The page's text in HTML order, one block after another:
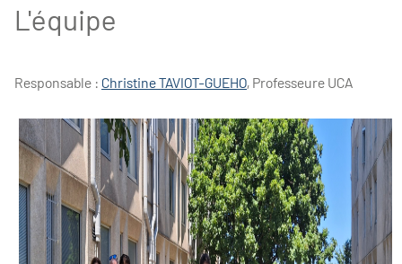
L'équipe
Responsable : Christine TAVIOT-GUEHO, Professeure UCA